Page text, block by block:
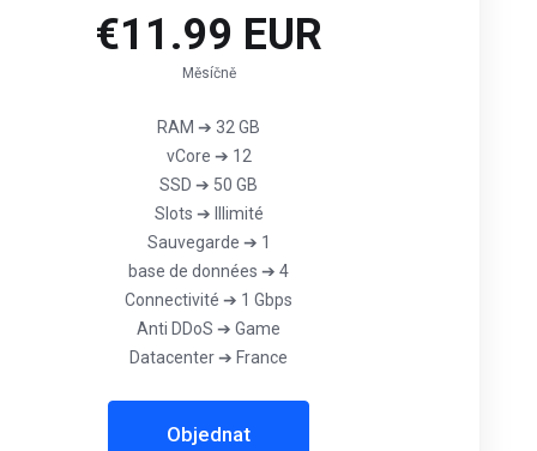
€11.99 EUR
Měsíčně
RAM ➔ 32 GB
vCore ➔ 12
SSD ➔ 50 GB
Slots ➔ Illimité
Sauvegarde ➔ 1
base de données ➔ 4
Connectivité ➔ 1 Gbps
Anti DDoS ➔ Game
Datacenter ➔ France
Objednat